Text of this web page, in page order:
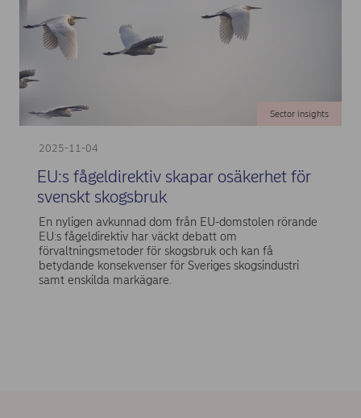
2025-11-04
Sector insights
EU:s fågeldirektiv skapar osäkerhet för
svenskt skogsbruk
En nyligen avkunnad dom från EU-domstolen rörande
EU:s fågeldirektiv har väckt debatt om
förvaltningsmetoder för skogsbruk och kan få
betydande konsekvenser för Sveriges skogsindustri
samt enskilda markägare.